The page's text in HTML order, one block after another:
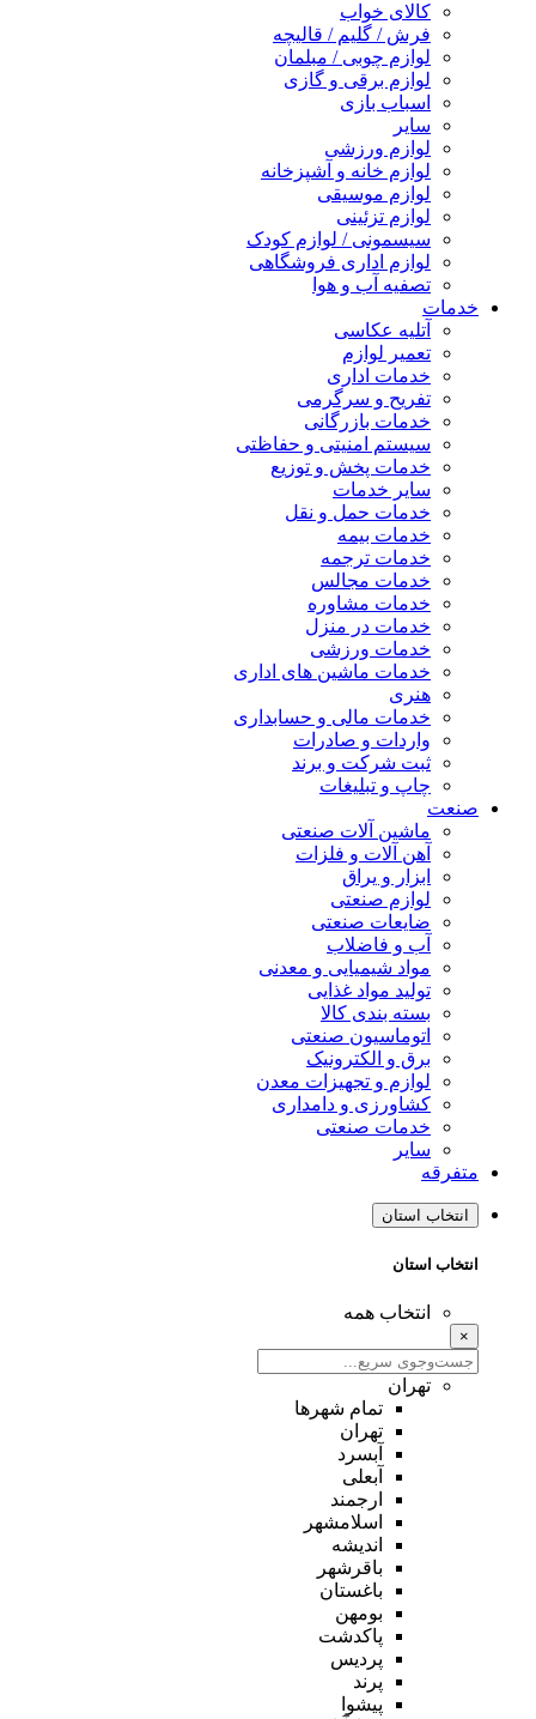
کالای خواب
فرش / گلیم / قالیچه
لوازم چوبی / مبلمان
لوازم برقی و گازی
اسباب بازی
سایر
لوازم ورزشی
لوازم خانه و آشپزخانه
لوازم موسیقی
لوازم تزئینی
سیسمونی / لوازم کودک
لوازم اداری فروشگاهی
تصفیه آب و هوا
خدمات
آتلیه عکاسی
تعمیر لوازم
خدمات اداری
تفریح و سرگرمی
خدمات بازرگانی
سیستم امنیتی و حفاظتی
خدمات پخش و توزیع
سایر خدمات
خدمات حمل و نقل
خدمات بیمه
خدمات ترجمه
خدمات مجالس
خدمات مشاوره
خدمات در منزل
خدمات ورزشی
خدمات ماشین های اداری
هنری
خدمات مالی و حسابداری
واردات و صادرات
ثبت شرکت و برند
چاپ و تبلیغات
صنعت
ماشین آلات صنعتی
آهن آلات و فلزات
ابزار و یراق
لوازم صنعتی
ضایعات صنعتی
آب و فاضلاب
مواد شیمیایی و معدنی
تولید مواد غذایی
بسته بندی کالا
اتوماسیون صنعتی
برق و الکترونیک
لوازم و تجهیزات معدن
کشاورزی و دامداری
خدمات صنعتی
سایر
متفرقه
انتخاب استان
انتخاب استان
انتخاب همه
×
تهران
تمام شهر‌ها
تهران
آبسرد
آبعلی
ارجمند
اسلامشهر
اندیشه
باقرشهر
باغستان
بومهن
پاکدشت
پردیس
پرند
پیشوا